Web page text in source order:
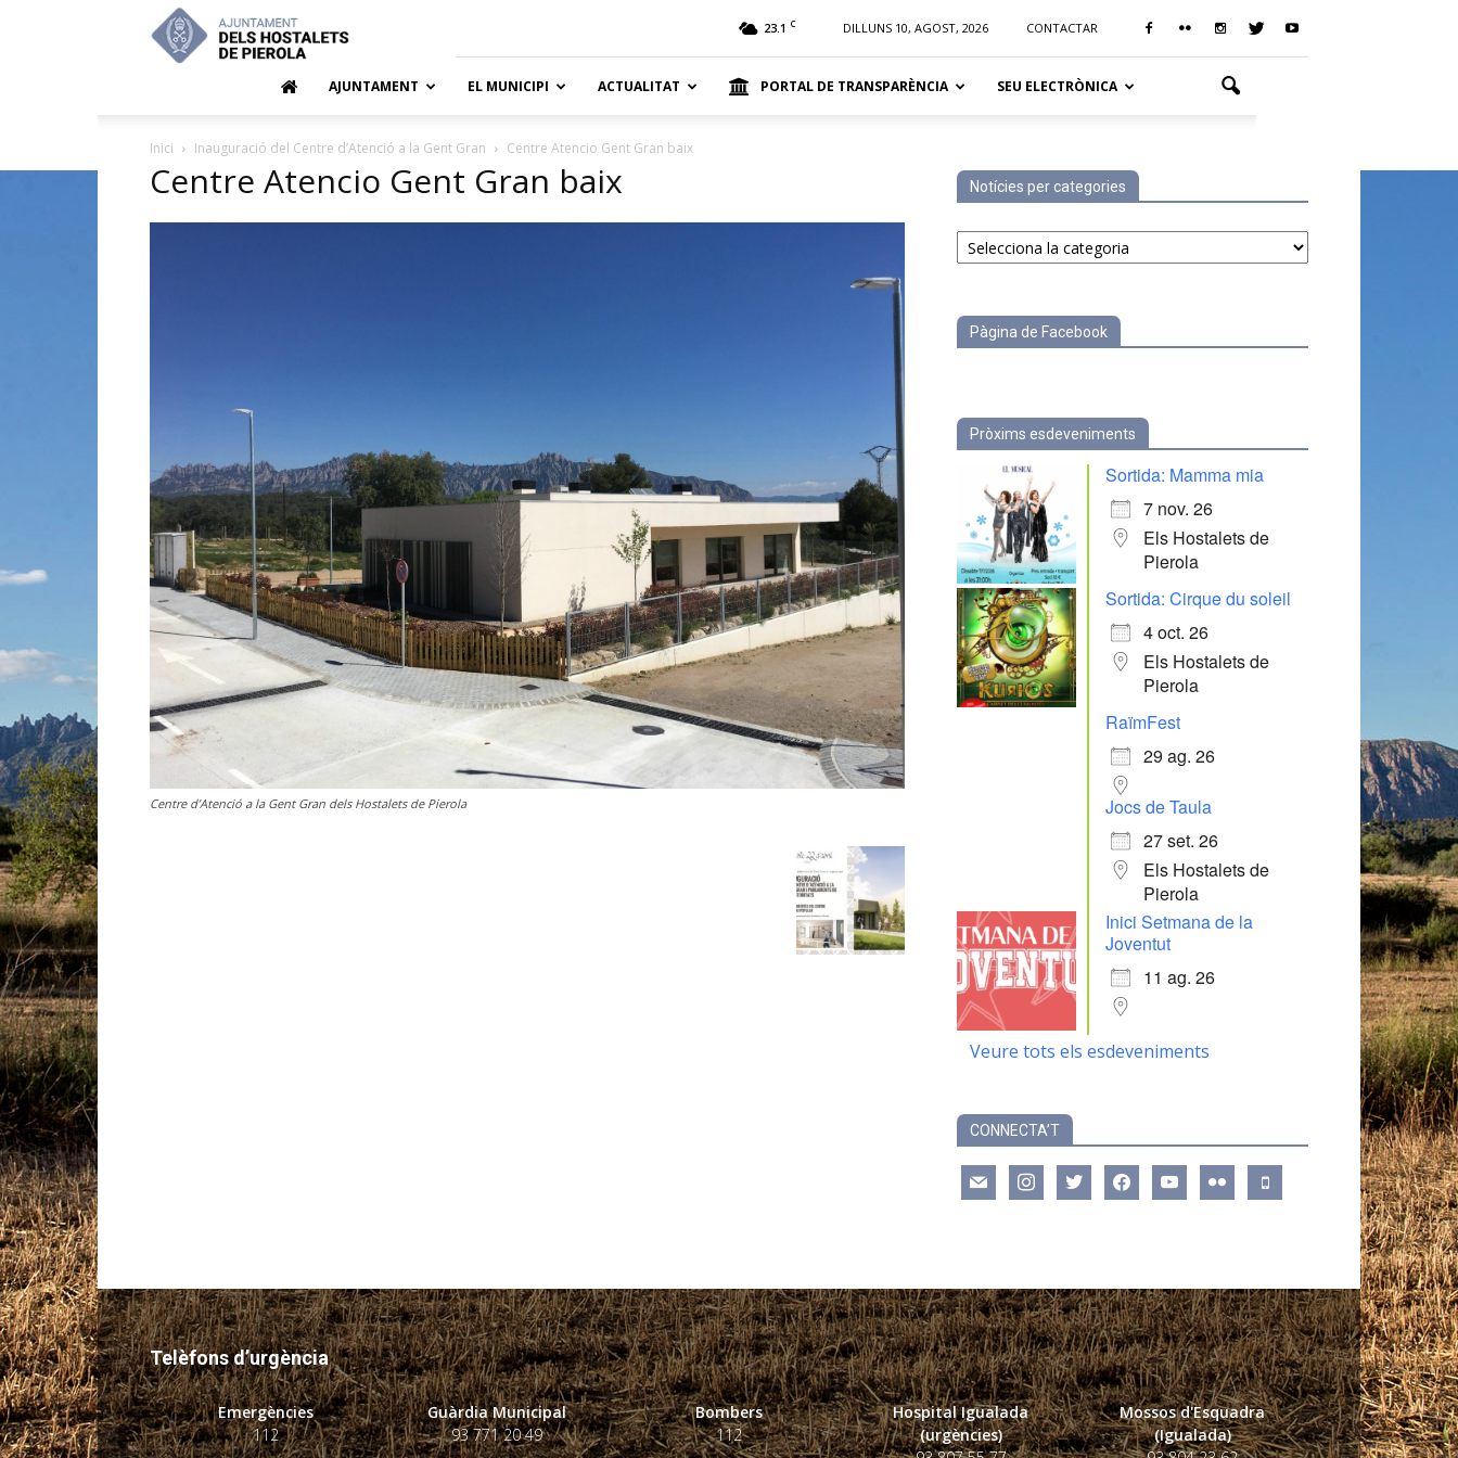
Hostalets
de
23.1 C DILLUNS 10, AGOST, 2026 CONTACTAR
AJUNTAMENT EL MUNICIPI ACTUALITAT PORTAL DE TRANSPARÈNCIA SEU ELECTRÒNICA
Inici Inauguració del Centre d’Atenció a la Gent Gran Centre Atencio Gent Gran baix
Centre Atencio Gent Gran baix
Centre d’Atenció a la Gent Gran dels Hostalets de Pierola
Notícies per categories
Notícies
per
Pàgina de Facebook
Pròxims esdeveniments
Sortida: Mamma mia
7 nov. 26
Els Hostalets de
Pierola
Sortida: Cirque du soleil
4 oct. 26
Els Hostalets de
Pierola
RaïmFest
29 ag. 26
Jocs de Taula
27 set. 26
Els Hostalets de
Pierola
Inici Setmana de la
Joventut
11 ag. 26
Veure tots els esdeveniments
CONNECTA’T
mail instagramtwitter facebookyoutube flickr mobile
Telèfons d’urgència
Emergències
112
Guàrdia Municipal
93 771 20 49
Bombers
112
Hospital Igualada
(urgències)
Mossos d'Esquadra
(Igualada)